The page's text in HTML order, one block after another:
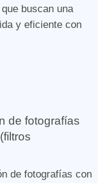
buscan una
y eficiente con
de fotografías
de fotografías con